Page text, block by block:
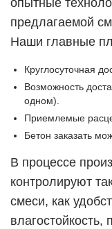
опытные
предлагаемой
Наши главные
Круглосуточная
Возможность
одном).
Приемлемые
Бетон заказать
В процессе
контролируют
смеси, как
влагостойкость,